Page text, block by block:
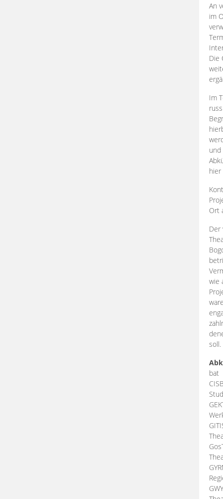
An
im
Die
Im
und
Ort
Der
wie
zahlr
soll.
bat